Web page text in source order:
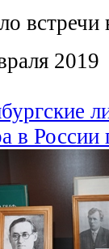
встречи
2019
в